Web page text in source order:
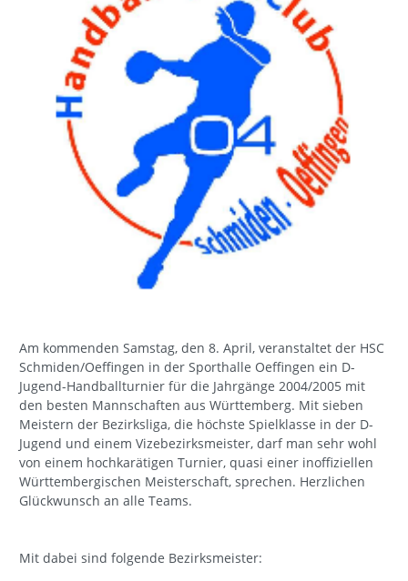
Am kommenden Samstag, den 8. April, veranstaltet der HSC
Schmiden/Oeffingen in der Sporthalle Oeffingen ein D-
Jugend-Handballturnier für die Jahrgänge 2004/2005 mit
den besten Mannschaften aus Württemberg. Mit sieben
Meistern der Bezirksliga, die höchste Spielklasse in der D-
Jugend und einem Vizebezirksmeister, darf man sehr wohl
von einem hochkarätigen Turnier, quasi einer inoffiziellen
Württembergischen Meisterschaft, sprechen. Herzlichen
Glückwunsch an alle Teams.
Mit dabei sind folgende Bezirksmeister: